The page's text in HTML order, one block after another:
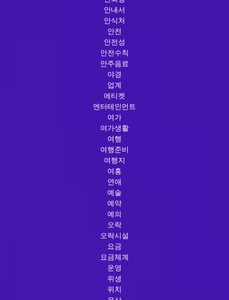
안내서
안식처
안전
안전성
안전수칙
안주음료
야경
업계
에티켓
엔터테인먼트
여가
여가생활
여행
여행준비
여행지
여흥
연애
예술
예약
예의
오락
오락시설
요금
요금체계
운영
위생
위치